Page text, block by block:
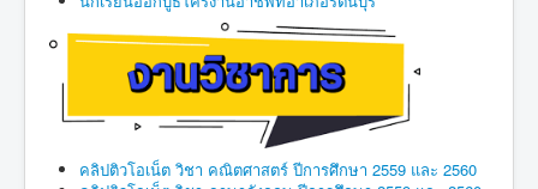
คลิปติวโอเน็ต วิชา คณิตศาสตร์ ปีการศึกษา 2559 และ 2560